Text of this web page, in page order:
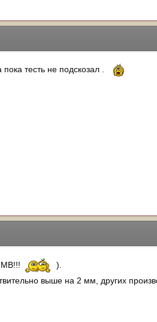
тесть не подскозал .
).
выше на 2 мм, других